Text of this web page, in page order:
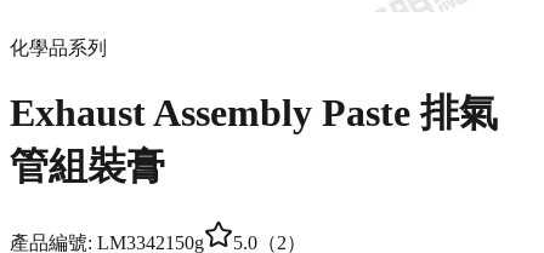
化學品系列
Exhaust Assembly Paste 排氣
管組裝膏
產品編號: LM3342150g 5.0 （2）